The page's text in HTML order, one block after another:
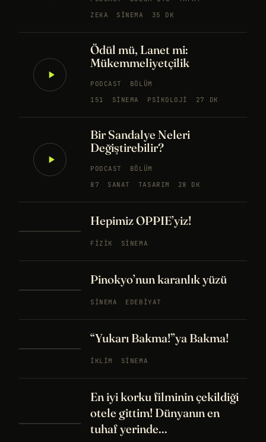
ZEKA
SINEMA 35 DK
Ödül mü, Lanet mi:
Mükemmeliyetçilik
PODCAST
BÖLÜM
151
SINEMA PSIKOLOJI 27 DK
Bir Sandalye Neleri
Değiştirebilir?
PODCAST
BÖLÜM
87
SANAT TASARIM 28 DK
Hepimiz OPPIE’yiz!
FIZIK SINEMA
Pinokyo’nun karanlık yüzü
SINEMA EDEBIYAT
“Yukarı Bakma!”ya Bakma!
İKLIM SINEMA
En iyi korku filminin çekildiği
otele gittim! Dünyanın en
tuhaf yerinde...